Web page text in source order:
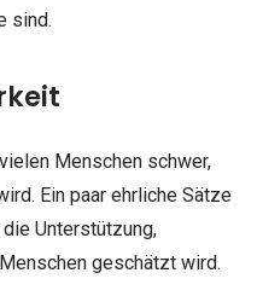
sind.
Menschen schwer,
Ein paar ehrliche Sätze
Unterstützung,
geschätzt wird.